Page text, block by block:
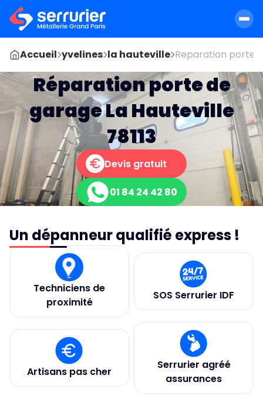
Accueil yvelines la hauteville Reparation porte
Réparation porte de
garage La Hauteville
78113
Devis gratuit
01 84 24 42 80
Un dépanneur qualifié express !
Techniciens de
proximité
SOS Serrurier IDF
Artisans pas cher
Serrurier agréé
assurances